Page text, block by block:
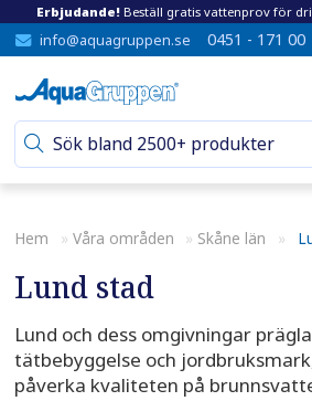
Erbjudande! Beställ gratis vattenprov för
info@aquagruppen.se 0451 - 171 00
Hem » Våra områden » Skåne län »
Lund stad
Lund och dess omgivningar
tätbebyggelse och
påverka kvaliteten på